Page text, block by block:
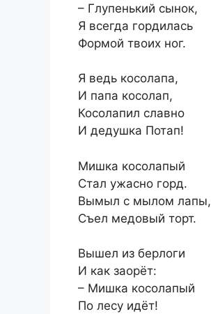
– Глупенький сынок,
Я всегда гордилась
Формой твоих ног.
Я ведь косолапа,
И папа косолап,
Косолапил славно
И дедушка Потап!
Мишка косолапый
Стал ужасно горд.
Вымыл с мылом лапы,
Съел медовый торт.
Вышел из берлоги
И как заорёт:
– Мишка косолапый
По лесу идёт!